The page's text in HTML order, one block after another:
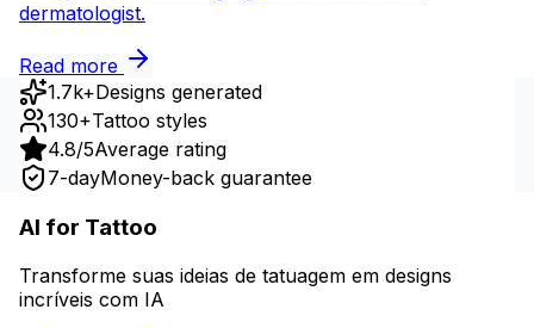
dermatologist.
Read more
1.7k+Designs generated
130+Tattoo styles
4.8/5Average rating
7-dayMoney-back guarantee
AI for Tattoo
Transforme suas ideias de tatuagem em designs
incríveis com IA